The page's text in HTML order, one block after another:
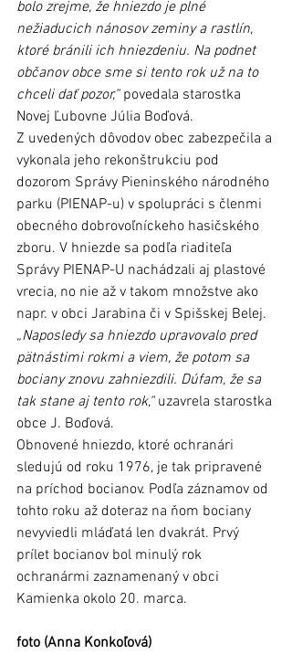
bolo zrejme, že hniezdo je plné
nežiaducich nánosov zeminy a rastlín,
ktoré bránili ich hniezdeniu. Na podnet
občanov obce sme si tento rok už na to
chceli dať pozor,“ povedala starostka
Novej Ľubovne Júlia Boďová.
Z uvedených dôvodov obec zabezpečila a
vykonala jeho rekonštrukciu pod
dozorom Správy Pieninského národného
parku (PIENAP-u) v spolupráci s členmi
obecného dobrovoľníckeho hasičského
zboru. V hniezde sa podľa riaditeľa
Správy PIENAP-U nachádzali aj plastové
vrecia, no nie až v takom množstve ako
napr. v obci Jarabina či v Spišskej Belej.
„Naposledy sa hniezdo upravovalo pred
pätnástimi rokmi a viem, že potom sa
bociany znovu zahniezdili. Dúfam, že sa
tak stane aj tento rok,“ uzavrela starostka
obce J. Boďová.
Obnovené hniezdo, ktoré ochranári
sledujú od roku 1976, je tak pripravené
na príchod bocianov. Podľa záznamov od
tohto roku až doteraz na ňom bociany
nevyviedli mláďatá len dvakrát. Prvý
prílet bocianov bol minulý rok
ochranármi zaznamenaný v obci
Kamienka okolo 20. marca.
foto (Anna Konkoľová)